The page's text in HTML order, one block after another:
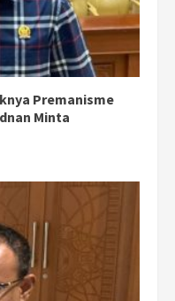
Premanisme
Minta